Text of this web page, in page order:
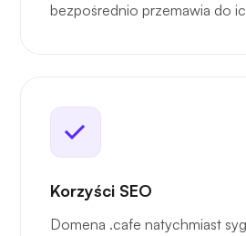
bezpośrednio przemawia do
Korzyści SEO
Domena .cafe natychmiast